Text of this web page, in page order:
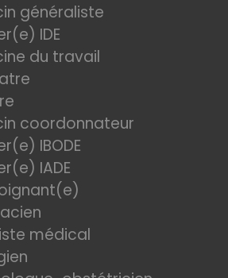
généraliste
IDE
du travail
coordonnateur
IBODE
IADE
médical